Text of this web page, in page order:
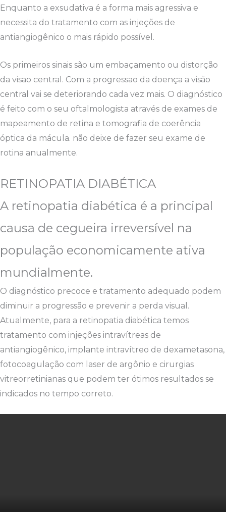
Enquanto a exsudativa é a forma mais agressiva e
necessita do tratamento com as injeções de
antiangiogênico o mais rápido possível.
Os primeiros sinais são um embaçamento ou distorção
da visao central. Com a progressao da doença a visão
central vai se deteriorando cada vez mais. O diagnóstico
é feito com o seu oftalmologista através de exames de
mapeamento de retina e tomografia de coerência
óptica da mácula. não deixe de fazer seu exame de
rotina anualmente.
RETINOPATIA DIABÉTICA
A retinopatia diabética é a principal
causa de cegueira irreversível na
população economicamente ativa
mundialmente.
O diagnóstico precoce e tratamento adequado podem
diminuir a progressão e prevenir a perda visual.
Atualmente, para a retinopatia diabética temos
tratamento com injeções intravítreas de
antiangiogênico, implante intravítreo de dexametasona,
fotocoagulação com laser de argônio e cirurgias
vitreorretinianas que podem ter ótimos resultados se
indicados no tempo correto.